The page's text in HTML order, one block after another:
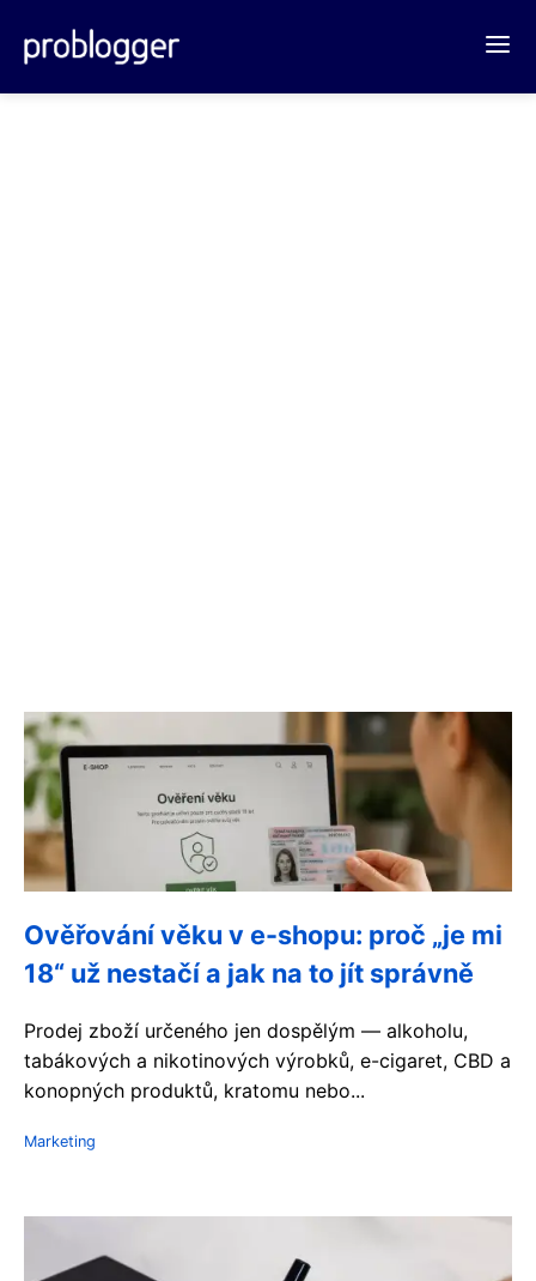
Ověřování věku v e-shopu: proč „je mi
18“ už nestačí a jak na to jít správně
Prodej zboží určeného jen dospělým — alkoholu,
tabákových a nikotinových výrobků, e-cigaret, CBD a
konopných produktů, kratomu nebo...
Marketing